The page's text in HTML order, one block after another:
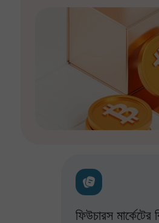
ফিউচারস মার্কেটের